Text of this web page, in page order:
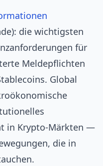
die wichtigsten
für
Meldepflichten
Global
in Krypto‑Märkten —
die in